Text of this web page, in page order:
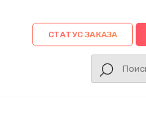
СТАТУС ЗАКАЗА